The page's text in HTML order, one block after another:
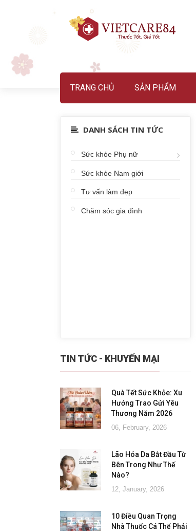
TRANG CHỦ SẢN PHẨM
DANH SÁCH TIN TỨC
Sức khỏe Phụ nữ
Sức khỏe Nam giới
Tư vấn làm đẹp
Chăm sóc gia đình
TIN TỨC - KHUYẾN MẠI
Quà Tết Sức Khỏe: Xu
Hướng Trao Gửi Yêu
Thương Năm 2026
06, February, 2026
Lão Hóa Da Bắt Đầu Từ
Bên Trong Như Thế
Nào?
12, January, 2026
10 Điều Quan Trọng
Nhà Thuốc Cá Thể Phải